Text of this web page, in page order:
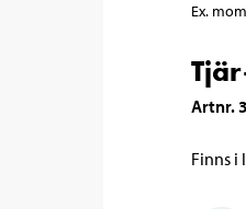
Ex.
Artnr.
Finns i